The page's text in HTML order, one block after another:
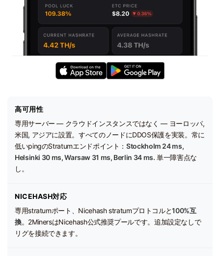
高可用性
専用サーバー — クラウドインスタンスではなく — ヨーロッパ,
米国, アジアに設置。すべてのノードにDDOS保護を実装。常に
低いpingのStratumエンドポイント：Stockholm 24 ms,
Helsinki 30 ms, Warsaw 31 ms, Berlin 34 ms. 単一障害点な
し。
NICEHASH対応
専用stratumポート、Nicehash stratumプロトコルと100%互
換。2MinersはNicehash公式推奨プールです。追加設定なしで
リグを接続できます。